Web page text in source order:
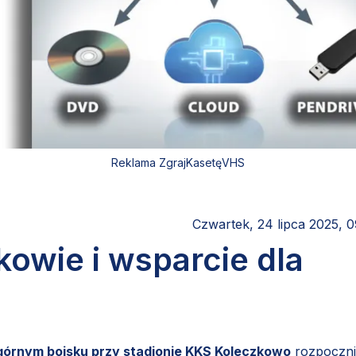
Reklama ZgrajKasetęVHS
Czwartek, 24 lipca 2025,
i wsparcie dla
boisku przy stadionie KKS Koleczkowo